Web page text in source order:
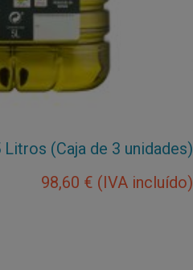
(Caja de 3 unidades)
98,60 € (IVA incluído)